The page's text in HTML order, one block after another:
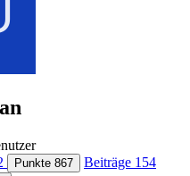
Punkte 867 Beiträge 154